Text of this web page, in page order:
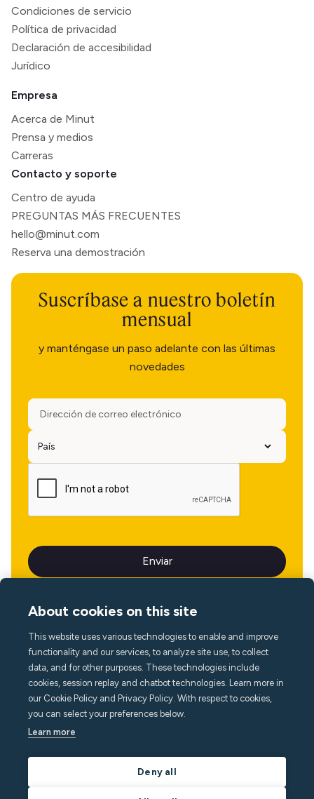
Condiciones de servicio
Política de privacidad
Declaración de accesibilidad
Jurídico
Empresa
Acerca de Minut
Prensa y medios
Carreras
Contacto y soporte
Centro de ayuda
PREGUNTAS MÁS FRECUENTES
hello@minut.com
Reserva una demostración
Suscríbase a nuestro boletín
mensual
y manténgase un paso adelante con las últimas
novedades
Idioma
About cookies on this site
This website uses various technologies to enable and improve
functionality and our services, to analyze site use, to collect
data, and for other purposes. These technologies include
cookies, session replay and chatbot technologies. Learn more in
our Cookie Policy and Privacy Policy. With respect to cookies,
you can select your preferences below.
Learn more
Deny all